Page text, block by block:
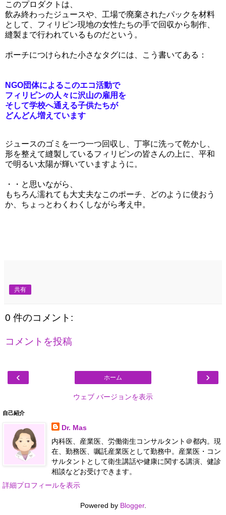
このプロダクトは、
飲み終わったジュースや、工場で廃棄されたパックを材料
として、フィリピン現地の女性たちの手で回収から制作、
縫製まで行われているものだという。
ポーチにつけられた小さなタグには、こう書いてある：
NGO団体によるこのエコ活動で
フィリピンの人々に沢山の雇用を
そして学校へ通える子供たちが
どんどん増えています
ジュースのゴミを一つ一つ回収し、丁寧に洗って乾かし、
形を整えて縫製しているフィリピンの皆さんの上に、平和
で明るい太陽が輝いていますように。
・・と思いながら、
もちろん濡れても大丈夫なこのポーチ、どのように使おう
か、ちょっとわくわくしながら考え中。
共有
0 件のコメント:
コメントを投稿
‹ ›
ホーム
ウェブ バージョンを表示
自己紹介
Dr. Mas
内科医、産業医、労働衛生コンサルタント＠都内。現
在、勤務医、嘱託産業医として勤務中。産業医・コン
サルタントとして衛生講話や健康に関する講演、健診
相談などお受けできます。
詳細プロフィールを表示
Powered by Blogger.